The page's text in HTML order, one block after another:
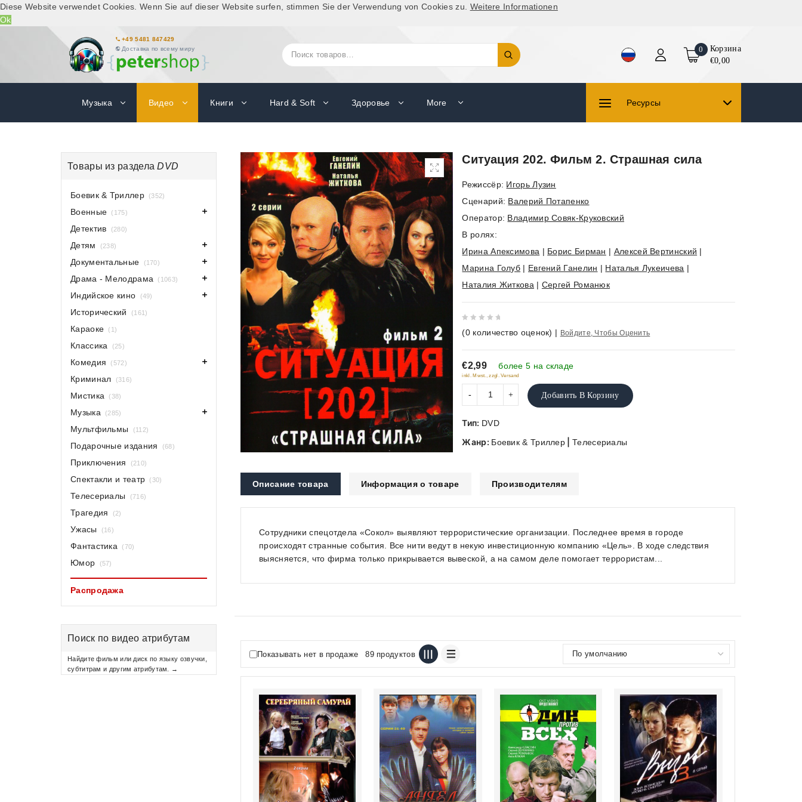
Diese Website verwendet Cookies. Wenn Sie auf dieser Website surfen, stimmen Sie der Verwendung von Cookies zu. Weitere Informationen
Ok
+49 5481 847429
Доставка по всему миру
Искать: 0
Корзина
€0,00
Музыка Видео Книги Hard & Soft Здоровье More Ресурсы
Ситуация 202. Фильм 2. Страшная сила
Режиссёр: Игорь Лузин
Cценарий: Валерий Потапенко
Оператор: Владимир Совяк-Круковский
В ролях:
Ирина Апексимова | Борис Бирман | Алексей Вертинский |
Марина Голуб | Евгений Ганелин | Наталья Лукеичева |
Наталия Житкова | Сергей Романюк
out
of
5
(0 количество оценок) | Войдите, Чтобы Оценить
€2,99 более 5 на складе
inkl. Mwst., zzgl. Versand
Добавить В Корзину
Тип: DVD
Жанр: Боевик & Триллер Телесериалы
Описание товара Информация о товаре Производителям
Сотрудники спецотдела «Сокол» выявляют террористические организации. Последнее время в городе
происходят странные события. Все нити ведут в некую инвестиционную компанию «Цель». В ходе следствия
выясняется, что фирма только прикрывается вывеской, а на самом деле помогает террористам...
Показывать нет в продаже 89 продуктов
Товары из разделаDVD
Боевик & Триллер (352)
Военные (175)
Детектив (280)
Детям (238)
Документальные (170)
Драма - Мелодрама (1063)
Индийское кино (49)
Исторический (161)
Караоке (1)
Классика (25)
Комедия (572)
Криминал (316)
Мистика (38)
Музыка (285)
Мультфильмы (112)
Подарочные издания (68)
Приключения (210)
Спектакли и театр (30)
Телесериалы (716)
Трагедия (2)
Ужасы (16)
Фантастика (70)
Юмор (57)
Распродажа
Поиск по видео атрибутам
Найдите фильм или диск по языку озвучки,
субтитрам и другим атрибутам. →